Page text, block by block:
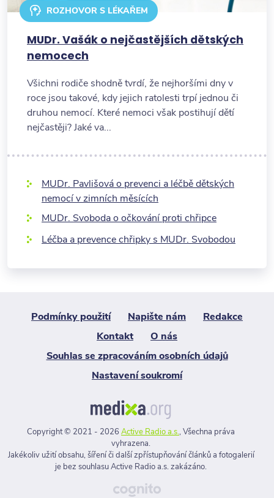
ROZHOVOR S LÉKAŘEM
MUDr. Vašák o nejčastějších dětských
nemocech
Všichni rodiče shodně tvrdí, že nejhoršími dny v
roce jsou takové, kdy jejich ratolesti trpí jednou či
druhou nemocí. Které nemoci však postihují dětí
nejčastěji? Jaké va...
MUDr. Pavlišová o prevenci a léčbě dětských
nemocí v zimních měsících
MUDr. Svoboda o očkování proti chřipce
Léčba a prevence chřipky s MUDr. Svobodou
Podmínky použití Napište nám
Redakce
Kontakt
O nás
Souhlas se zpracováním osobních údajů
Nastavení soukromí
Copyright © 2021 - 2026 Active Radio a.s., Všechna práva
vyhrazena.
Jakékoliv užití obsahu, šíření či další zpřístupňování článků a fotogalerií
je bez souhlasu Active Radio a.s. zakázáno.